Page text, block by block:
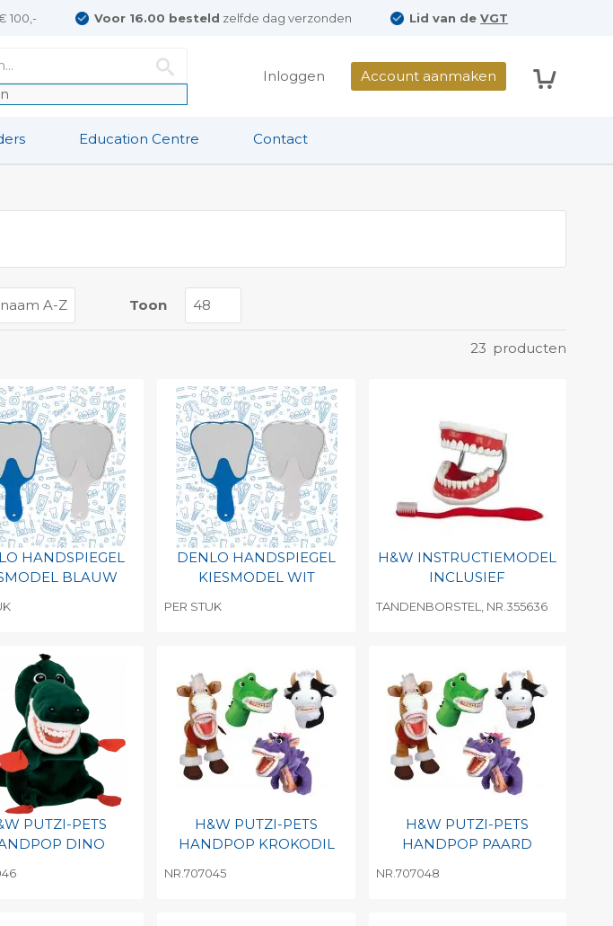
100,- Voor 16.00 besteld zelfde dag verzonden Lid van deVGT
Inloggen Account aanmaken
Education Centre Contact
23 producten
Toon
HANDSPIEGEL
BLAUW
catalogus
barcode
DENLO HANDSPIEGEL
KIESMODEL WIT
PER STUK
Print barcode
H&W INSTRUCTIEMODEL
INCLUSIEF
TANDENBORSTEL, NR.355636
Print barcode
PUTZI-PETS
DINO
H&W PUTZI-PETS
HANDPOP KROKODIL
NR.707045
H&W PUTZI-PETS
HANDPOP PAARD
NR.707048